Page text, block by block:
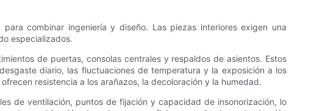
combinar ingeniería y diseño. Las piezas interiores exigen una
especializados.
de puertas, consolas centrales y respaldos de asientos. Estos
diario, las fluctuaciones de temperatura y la exposición a los
resistencia a los arañazos, la decoloración y la humedad.
de ventilación, puntos de fijación y capacidad de insonorización, lo